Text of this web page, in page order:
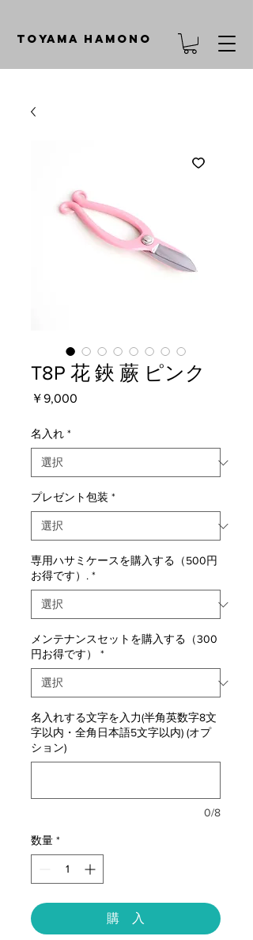
TOYAMA HAMONO
T8P 花 鋏 蕨 ピンク
￥9,000
名入れ *
プレゼント包装 *
専用ハサミケースを購入する（500円
お得です）. *
メンテナンスセットを購入する（300
円お得です）
*
名入れする文字を入力(半角英数字8文
字以内・全角日本語5文字以内) (オプ
ション)
0/8
数量 *
購 入